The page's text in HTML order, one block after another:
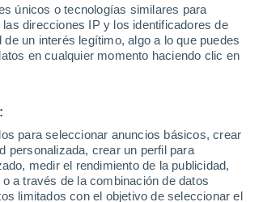
únicos o tecnologías similares para
direcciones IP y los identificadores de
un interés legítimo, algo a lo que puedes
en cualquier momento haciendo clic en
para seleccionar anuncios básicos, crear
personalizada, crear un perfil para
medir el rendimiento de la publicidad,
a través de la combinación de datos
limitados con el objetivo de seleccionar el